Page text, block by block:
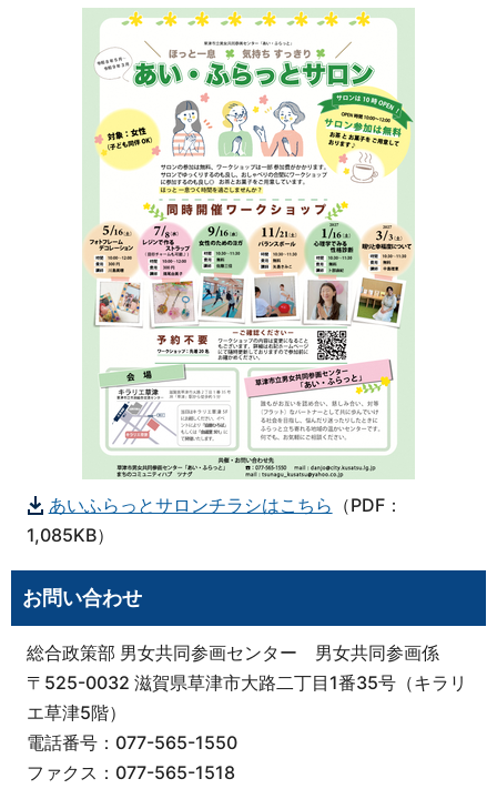
あいふらっとサロンチラシはこちら （PDF：
1,085KB）
お問い合わせ
総合政策部 男女共同参画センター 男女共同参画係
〒525-0032 滋賀県草津市大路二丁目1番35号（キラリ
エ草津5階）
電話番号：077-565-1550
ファクス：077-565-1518